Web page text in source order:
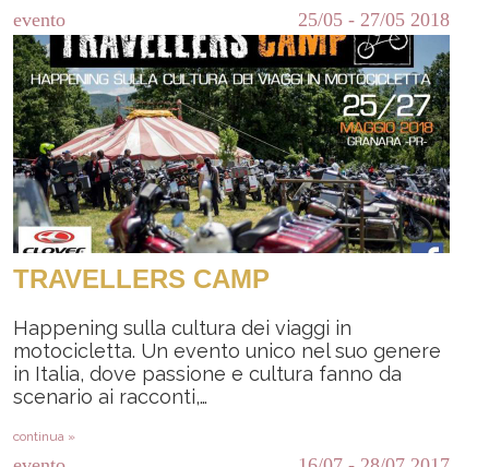
evento 25/05 - 27/05 2018
TRAVELLERS CAMP
Happening sulla cultura dei viaggi in
motocicletta. Un evento unico nel suo genere
in Italia, dove passione e cultura fanno da
scenario ai racconti,…
continua »